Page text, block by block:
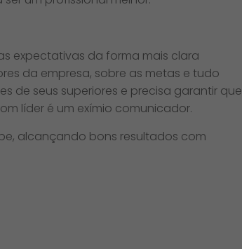
expectativas da forma mais clara
da empresa, sobre as metas e tudo
de seus superiores e precisa garantir que
líder é um exímio comunicador.
alcançando bons resultados com